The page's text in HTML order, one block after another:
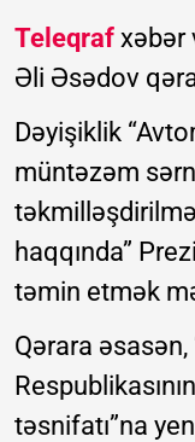
Teleqraf xəbər
Əli Əsədov
Dəyişiklik
müntəzəm
haqqında”
təmin etmək
Qərara
təsnifatı”na